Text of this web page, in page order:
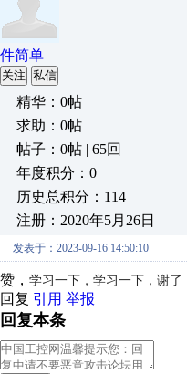
件简单
关注 私信
精华：0帖
求助：0帖
帖子：0帖 | 65回
年度积分：0
历史总积分：114
注册：2020年5月26日
发表于：2023-09-16 14:50:10
赞， 学习一下，学习一下，谢了
回复 引用 举报
回复本条